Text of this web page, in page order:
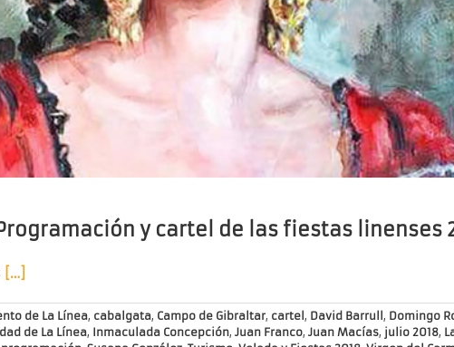
y cartel de las fiestas linenses
[…]
de La Línea, cabalgata, Campo de Gibraltar, cartel , David Barrull , Domingo
de La Línea, Inmaculada Concepción, Juan Franco, Juan Macías, julio 2018,